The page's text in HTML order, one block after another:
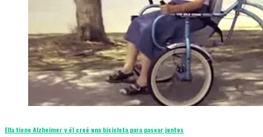
Ella tiene Alzheimer y él creó una bicicleta para pasear juntos